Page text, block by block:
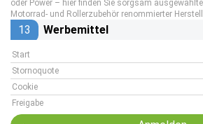
oder Power – hier finden Sie sorgsam
Motorrad- und Rollerzubehör renommierter
13 Werbemittel
Start
Stornoquote
Cookie
Freigabe